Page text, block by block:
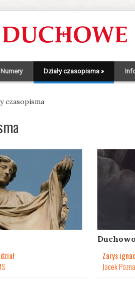
Numery Działy czasopisma »
czasopisma
Zarys
Jacek